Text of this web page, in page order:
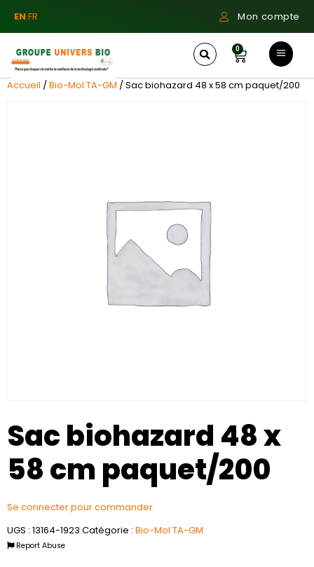
ENFR Mon compte
0
Accueil /Bio-Mol TA-GM / Sac biohazard 48 x 58 cm paquet/200
Sac biohazard 48 x
58 cm paquet/200
Se connecter pour commander
UGS : 13164-1923 Catégorie : Bio-Mol TA-GM
Report Abuse